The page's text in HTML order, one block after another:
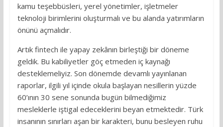
kamu teşebbüsleri, yerel yönetimler, işletmeler
teknoloji birimlerini oluşturmalı ve bu alanda yatırımların
önünü açmalıdır.
Artık fintech ile yapay zekânın birleştiği bir döneme
geldik. Bu kabiliyetler göç etmeden iç kaynağı
desteklemeliyiz. Son dönemde devamlı yayınlanan
raporlar, ilgili yıl içinde okula başlayan nesillerin yüzde
60’ının 30 sene sonunda bugün bilmediğimiz
mesleklerle iştigal edeceklerini beyan etmektedir. Türk
insanının sınırları aşan bir karakteri, bunu besleyen ruhu